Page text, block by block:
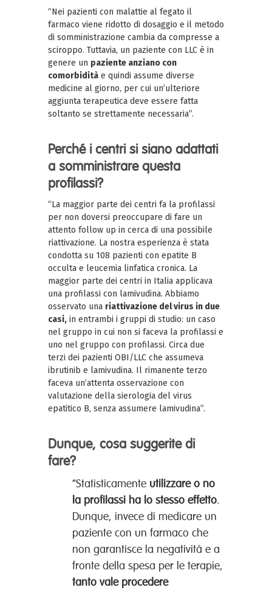
“Nei pazienti con malattie al fegato il
farmaco viene ridotto di dosaggio e il metodo
di somministrazione cambia da compresse a
sciroppo. Tuttavia, un paziente con LLC è in
genere un paziente anziano con
comorbidità e quindi assume diverse
medicine al giorno, per cui un’ulteriore
aggiunta terapeutica deve essere fatta
soltanto se strettamente necessaria”.
Perché i centri si siano adattati
a somministrare questa
profilassi?
“La maggior parte dei centri fa la profilassi
per non doversi preoccupare di fare un
attento follow up in cerca di una possibile
riattivazione. La nostra esperienza è stata
condotta su 108 pazienti con epatite B
occulta e leucemia linfatica cronica. La
maggior parte dei centri in Italia applicava
una profilassi con lamivudina. Abbiamo
osservato una riattivazione del virus in due
casi, in entrambi i gruppi di studio: un caso
nel gruppo in cui non si faceva la profilassi e
uno nel gruppo con profilassi. Circa due
terzi dei pazienti OBI/LLC che assumeva
ibrutinib e lamivudina. Il rimanente terzo
faceva un’attenta osservazione con
valutazione della sierologia del virus
epatitico B, senza assumere lamivudina”.
Dunque, cosa suggerite di
fare?
“Statisticamente utilizzare o no
la profilassi ha lo stesso effetto.
Dunque, invece di medicare un
paziente con un farmaco che
non garantisce la negatività e a
fronte della spesa per le terapie,
tanto vale procedere